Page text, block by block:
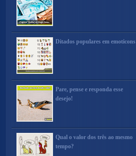
Ditados populares em emoticons
Pare, pense e responda esse
desejo!
Qual o valor dos três ao mesmo
tempo?